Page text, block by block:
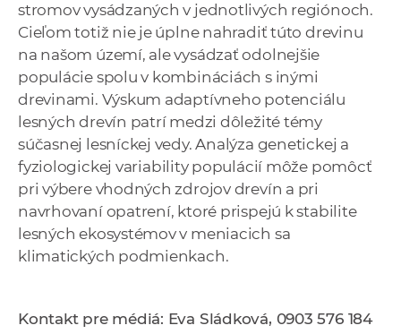
stromov vysádzaných v jednotlivých regiónoch.
Cieľom totiž nie je úplne nahradiť túto drevinu
na našom území, ale vysádzať odolnejšie
populácie spolu v kombináciách s inými
drevinami. Výskum adaptívneho potenciálu
lesných drevín patrí medzi dôležité témy
súčasnej lesníckej vedy. Analýza genetickej a
fyziologickej variability populácií môže pomôcť
pri výbere vhodných zdrojov drevín a pri
navrhovaní opatrení, ktoré prispejú k stabilite
lesných ekosystémov v meniacich sa
klimatických podmienkach.
Kontakt pre médiá: Eva Sládková, 0903 576 184